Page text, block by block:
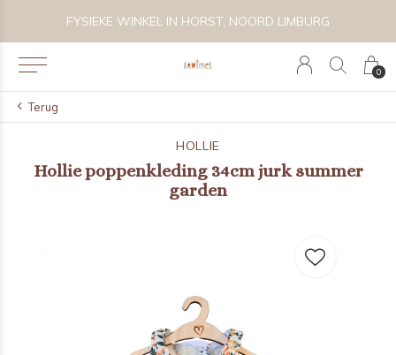
0
FYSIEKE WINKEL IN HORST, NOORD LIMBURG
Terug
HOLLIE
Hollie poppenkleding 34cm jurk summer
garden